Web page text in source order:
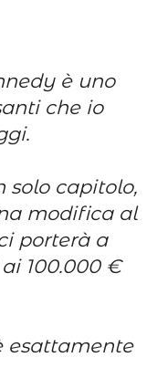
è uno
che io
solo capitolo,
modifica al
porterà a
100.000 €
esattamente